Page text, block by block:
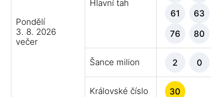
Pondělí
3. 8. 2026
večer
Hlavní tah
61 63
76 80
Šance milion 2 0
Královské číslo 30